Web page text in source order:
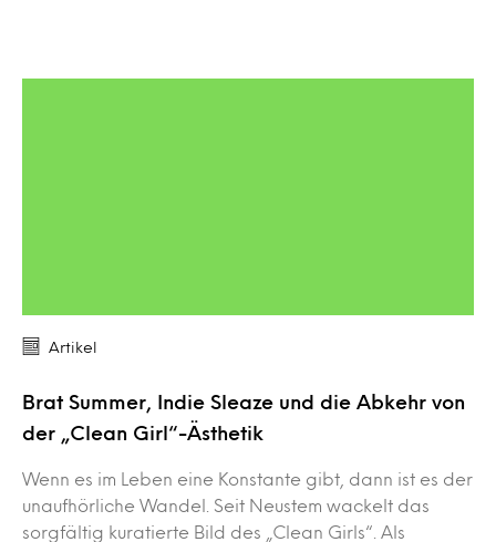
Artikel
Brat Summer, Indie Sleaze und die Abkehr von
der „Clean Girl“-Ästhetik
Wenn es im Leben eine Konstante gibt, dann ist es der
unaufhörliche Wandel. Seit Neustem wackelt das
sorgfältig kuratierte Bild des „Clean Girls“. Als